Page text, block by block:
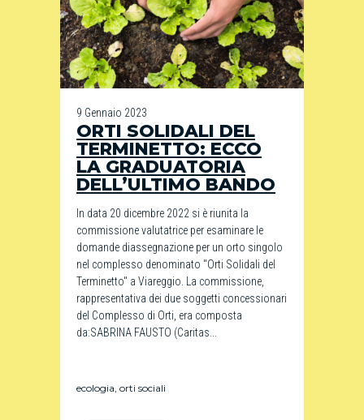
9 Gennaio 2023
ORTI SOLIDALI DEL
TERMINETTO: ECCO
LA GRADUATORIA
DELL’ULTIMO BANDO
In data 20 dicembre 2022 si è riunita la
commissione valutatrice per esaminare le
domande diassegnazione per un orto singolo
nel complesso denominato "Orti Solidali del
Terminetto" a Viareggio. La commissione,
rappresentativa dei due soggetti concessionari
del Complesso di Orti, era composta
da:SABRINA FAUSTO (Caritas...
ecologia orti sociali